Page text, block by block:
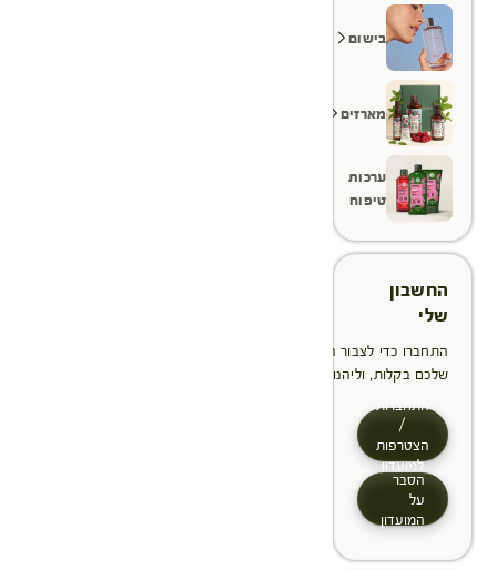
בישום
מארזים
ערכות
טיפוח
החשבון
שלי
התחברו כדי לצבור הטבות, לנהל ולעקוב אחר ההזמנות
שלכם בקלות, וליהנות מתהליך תשלום מהיר יותר
התחברות
/
הצטרפות
למועדון
הסבר
על
המועדון